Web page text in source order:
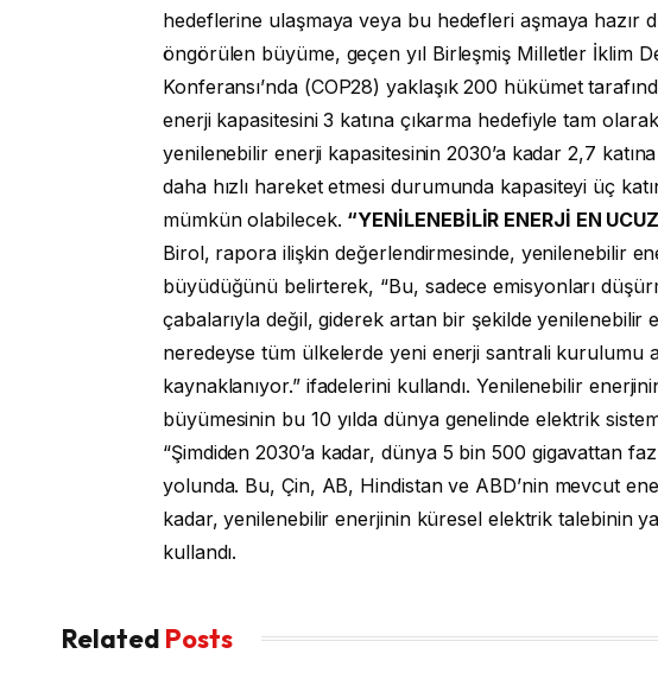
hedeflerine ulaşmaya veya bu hedefleri aşmaya hazır
öngörülen büyüme, geçen yıl Birleşmiş Milletler İklim
Konferansı’nda (COP28) yaklaşık 200 hükümet
enerji kapasitesini 3 katına çıkarma hedefiyle tam
yenilenebilir enerji kapasitesinin 2030’a kadar 2,7
daha hızlı hareket etmesi durumunda kapasiteyi üç
mümkün olabilecek. “YENİLENEBİLİR ENERJİ EN
Birol, rapora ilişkin değerlendirmesinde, yenilenebilir
büyüdüğünü belirterek, “Bu, sadece emisyonları
çabalarıyla değil, giderek artan bir şekilde yenilenebilir
neredeyse tüm ülkelerde yeni enerji santrali kurulumu
kaynaklanıyor.” ifadelerini kullandı. Yenilenebilir
büyümesinin bu 10 yılda dünya genelinde elektrik
“Şimdiden 2030’a kadar, dünya 5 bin 500 gigavattan
yolunda. Bu, Çin, AB, Hindistan ve ABD’nin mevcut
kadar, yenilenebilir enerjinin küresel elektrik talebinin
kullandı.
Related Posts